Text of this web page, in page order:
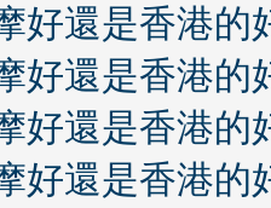
好還是香港的
好還是香港的
好還是香港的
好還是香港的